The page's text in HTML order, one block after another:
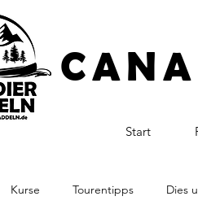
Start
Kurse Tourentipps Dies